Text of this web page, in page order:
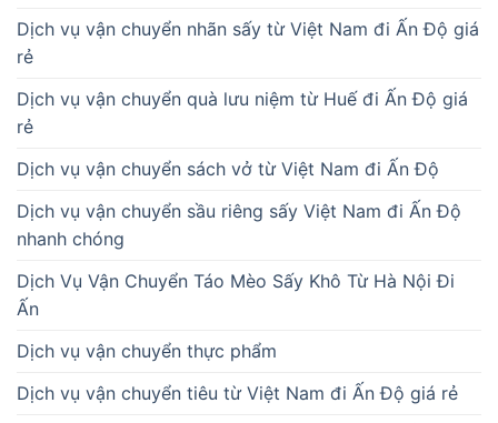
Dịch vụ vận chuyển nhãn sấy từ Việt Nam đi Ấn Độ giá
rẻ
Dịch vụ vận chuyển quà lưu niệm từ Huế đi Ấn Độ giá
rẻ
Dịch vụ vận chuyển sách vở từ Việt Nam đi Ấn Độ
Dịch vụ vận chuyển sầu riêng sấy Việt Nam đi Ấn Độ
nhanh chóng
Dịch Vụ Vận Chuyển Táo Mèo Sấy Khô Từ Hà Nội Đi
Ấn
Dịch vụ vận chuyển thực phẩm
Dịch vụ vận chuyển tiêu từ Việt Nam đi Ấn Độ giá rẻ